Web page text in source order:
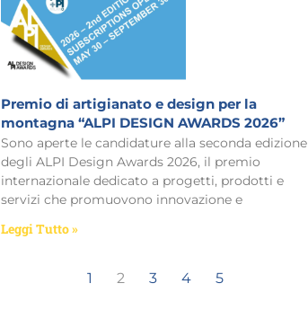
Premio di artigianato e design per la
montagna “ALPI DESIGN AWARDS 2026”
Sono aperte le candidature alla seconda edizione
degli ALPI Design Awards 2026, il premio
internazionale dedicato a progetti, prodotti e
servizi che promuovono innovazione e
Leggi Tutto »
1 2 3 4 5